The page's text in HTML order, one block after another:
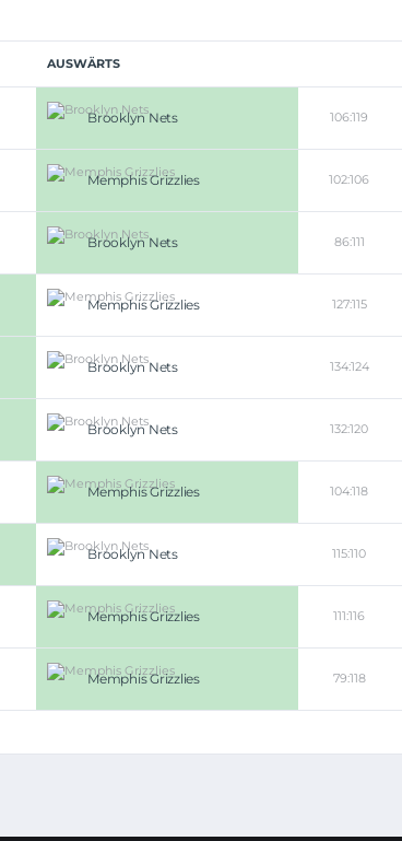
AUSWÄRTS
Brooklyn Nets 106:119
Memphis Grizzlies 102:106
Brooklyn Nets 86:111
Memphis Grizzlies 127:115
Brooklyn Nets 134:124
Brooklyn Nets 132:120
Memphis Grizzlies 104:118
Brooklyn Nets 115:110
Memphis Grizzlies 111:116
Memphis Grizzlies 79:118